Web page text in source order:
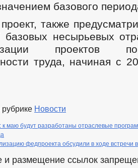
базового
также
базовых несырьевых
проектов
труда, начиная с
Новости
маю будут разработаны отраслевые
федпроекта обсудили в ходе встречи
и размещение ссылок